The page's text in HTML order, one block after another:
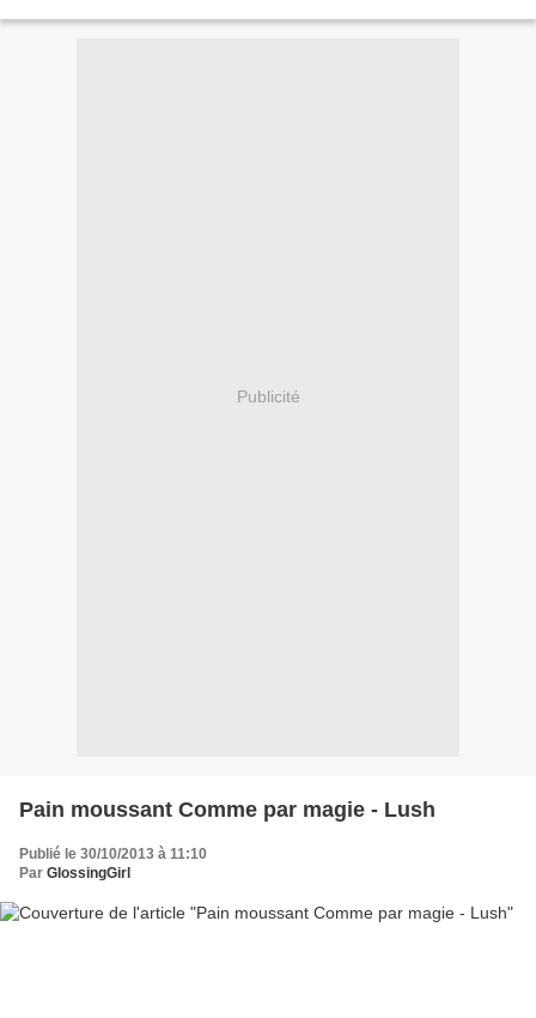
Publicité
Pain moussant Comme par magie - Lush
Publié le 30/10/2013 à 11:10
Par GlossingGirl